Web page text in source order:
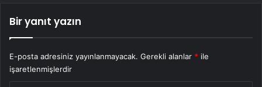
Bir yanıt yazın
E-posta adresiniz yayınlanmayacak. Gerekli alanlar * ile
işaretlenmişlerdir